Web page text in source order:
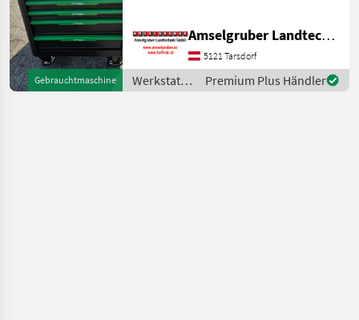
Gebrauchtmaschine
Amselgruber Landtechnik GmbH
5121 Tarsdorf
Werkstatt /
Sonstige
Premium Plus Händler